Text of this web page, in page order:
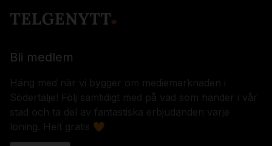
Bli medlem
Häng med när vi bygger om mediemarknaden i
Södertälje! Följ samtidigt med på vad som händer i vår
stad och ta del av fantastiska erbjudanden varje
löning. Helt gratis 🧡